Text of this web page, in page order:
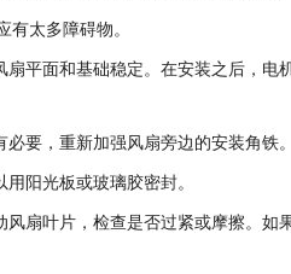
太多障碍物。
平面和基础稳定。在安装之后，电
要，重新加强风扇旁边的安装角铁。
阳光板或玻璃胶密封。
扇叶片，检查是否过紧或摩擦。如